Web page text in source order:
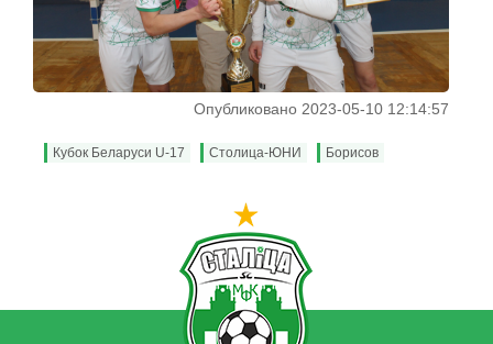
Опубликовано 2023-05-10 12:14:57
Кубок Беларуси U-17 Столица-ЮНИ Борисов